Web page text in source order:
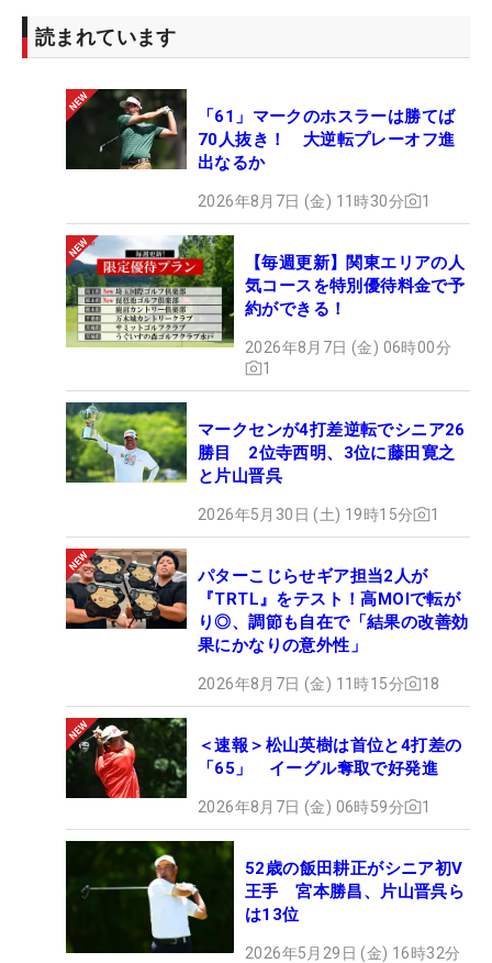
読まれています
「61」マークのホスラーは勝てば
70人抜き！ 大逆転プレーオフ進
出なるか
2026年8月7日 (金) 11時30分 1
【毎週更新】関東エリアの人
気コースを特別優待料金で予
約ができる！
2026年8月7日 (金) 06時00分
1
マークセンが4打差逆転でシニア26
勝目 2位寺西明、3位に藤田寛之
と片山晋呉
2026年5月30日 (土) 19時15分 1
パターこじらせギア担当2人が
『TRTL』をテスト！高MOIで転が
り◎、調節も自在で「結果の改善効
果にかなりの意外性」
2026年8月7日 (金) 11時15分 18
＜速報＞松山英樹は首位と4打差の
「65」 イーグル奪取で好発進
2026年8月7日 (金) 06時59分 1
52歳の飯田耕正がシニア初V
王手 宮本勝昌、片山晋呉ら
は13位
2026年5月29日 (金) 16時32分